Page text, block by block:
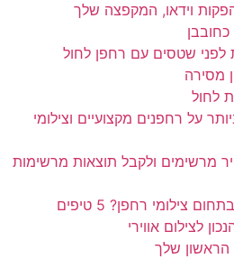
וידאו, המקפצה שלך
שטסים עם רחפן לחול
מסירה
לחול
על רחפנים מקצועיים וצילומי
מרשימים ולקבל תוצאות מרשימות
צילומי רחפן? 5 טיפים
לצילום אווירי
הראשון שלך